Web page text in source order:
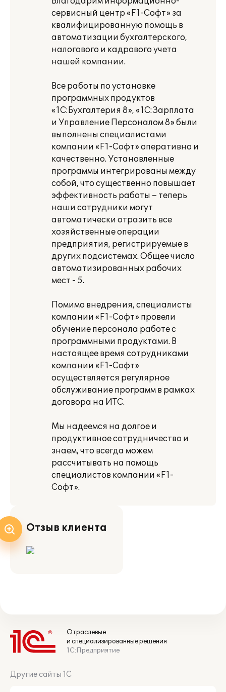
сервисный центр «F1-Софт» за
квалифицированную помощь в
автоматизации бухгалтерского,
налогового и кадрового учета
нашей компании.
Все работы по установке
программных продуктов
«1С:Бухгалтерия 8», «1С:Зарплата
и Управление Персоналом 8» были
выполнены специалистами
компании «F1-Софт» оперативно и
качественно. Установленные
программы интегрированы между
собой, что существенно повышает
эффективность работы – теперь
наши сотрудники могут
автоматически отразить все
хозяйственные операции
предприятия, регистрируемые в
других подсистемах. Общее число
автоматизированных рабочих
мест - 5.
Помимо внедрения, специалисты
компании «F1-Софт» провели
обучение персонала работе с
программными продуктами. В
настоящее время сотрудниками
компании «F1-Cофт»
осуществляется регулярное
обслуживание программ в рамках
договора на ИТС.
Мы надеемся на долгое и
продуктивное сотрудничество и
знаем, что всегда можем
рассчитывать на помощь
специалистов компании «F1-
Софт».
Отзыв клиента
Отраслевые
и специализированные решения
1С:Предприятие
Другие сайты 1С